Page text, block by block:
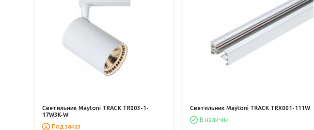
Светильник Maytoni TRACK TR003-1-
17W3K-W
Под заказ
Светильник Maytoni TRACK TRX001-111W
В наличии